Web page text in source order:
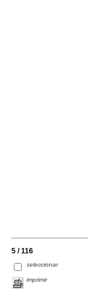
5 / 116
seleccionar
imprimir